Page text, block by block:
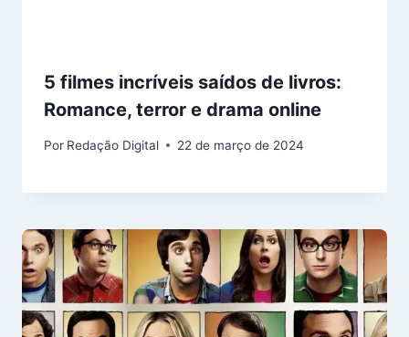
5 filmes incríveis saídos de livros:
Romance, terror e drama online
Por Redação Digital 22 de março de 2024